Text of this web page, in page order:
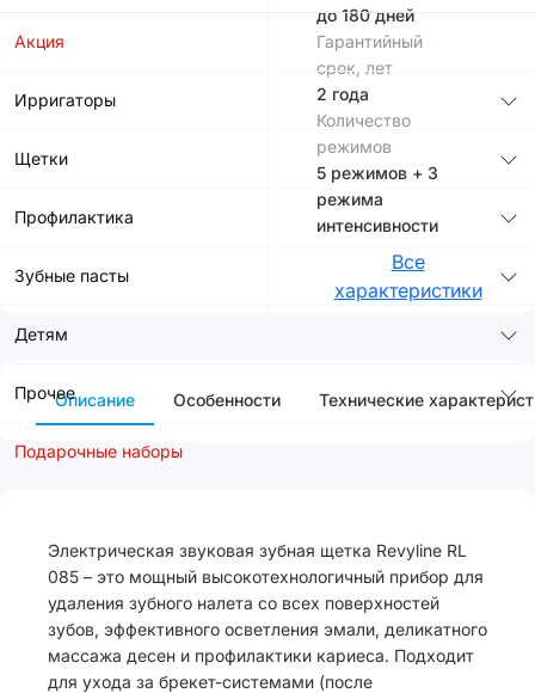
Акция
Ирригаторы
Щетки
Профилактика
Зубные пасты
Детям
Прочее
Подарочные наборы
до 180 дней
Гарантийный
срок, лет
2 года
Количество
режимов
5 режимов + 3
режима
интенсивности
Все
характеристики
Описание Особенности Технические
Электрическая звуковая зубная щетка Revyline RL
085 – это мощный высокотехнологичный прибор для
удаления зубного налета со всех поверхностей
зубов, эффективного осветления эмали, деликатного
массажа десен и профилактики кариеса. Подходит
для ухода за брекет-системами (после